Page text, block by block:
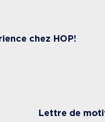
chez HOP!
Lettre de